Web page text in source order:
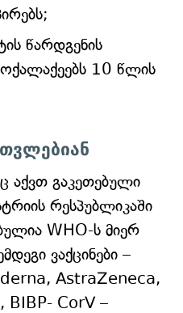
წარდგენის
10 წლის
აქვთ გაკეთებული
რესპუბლიკაში
WHO-ს მიერ
ვაქცინები –
AstraZeneca,
BIBP- CorV –